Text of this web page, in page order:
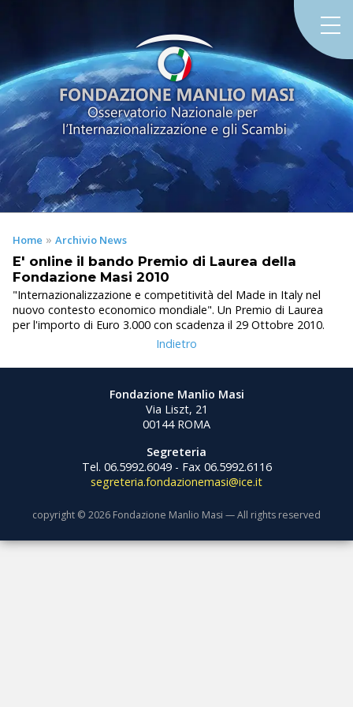
Home » Archivio News
E' online il bando Premio di Laurea della
Fondazione Masi 2010
"Internazionalizzazione e competitività del Made in Italy nel
nuovo contesto economico mondiale". Un Premio di Laurea
per l'importo di Euro 3.000 con scadenza il 29 Ottobre 2010.
Indietro
Fondazione Manlio Masi
Via Liszt, 21
00144 ROMA
Segreteria
Tel. 06.5992.6049 - Fax 06.5992.6116
segreteria.fondazionemasi@ice.it
copyright © 2026 Fondazione Manlio Masi — All rights reserved